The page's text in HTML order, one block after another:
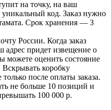
на точку, на ваш
код. Заказ нужно
Срок хранения — 3
России. Когда заказ
адрес придет извещение о
можете оценить состояние
Вскрывать коробку
после оплаты заказа.
не больше 10 позиций и
100 000 р.